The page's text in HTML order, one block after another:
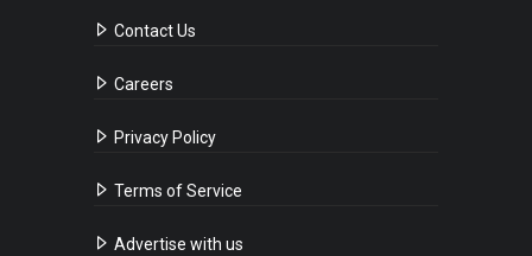
Contact Us
Careers
Privacy Policy
Terms of Service
Advertise with us